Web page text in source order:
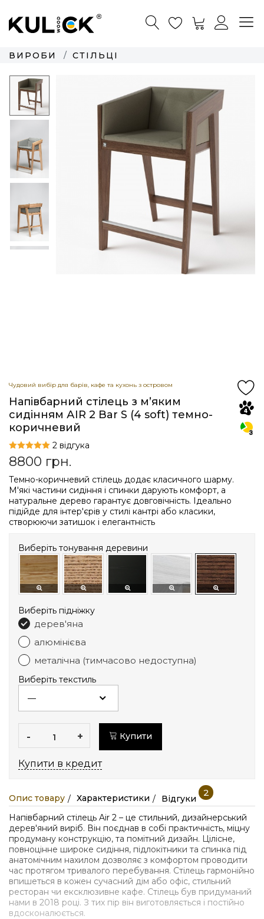
ВИРОБИ СТІЛЬЦІ
Чудовий вибір для барів, кафе та кухонь з островом
Напівбарний стілець з мʼяким
сидінням АIR 2 Bar S (4 soft) темно-
коричневий
2 відгука
8800 грн.
Темно-коричневий стілець додає класичного шарму.
М'які частини сидіння і спинки дарують комфорт, а
натуральне дерево гарантує довговічність. Ідеально
підійде для інтер'єрів у стилі кантрі або класики,
створюючи затишок і елегантність
Виберіть тонування деревини
Виберіть підніжку
дерев'яна
алюмінієва
металічна (тимчасово недоступна)
Виберіть текстиль
- + Купити
Купити в кредит
Опис товару Характеристики Відгуки
2
Напівбарний стілець Air 2 – це стильний, дизайнерський
дерев'яний виріб. Він поєднав в собі практичність, міцну
продуману конструкцію, та помітний дизайн. Цілісне,
повноцінне широке сидіння, підлокітники та спинка під
анатомічним нахилом дозволяє з комфортом проводити
час протягом тривалого перебування. Стілець гармонійно
впишеться в кожен сучасний дім або офіс, стильний
ресторан чи ексклюзивне кафе. Стілець був придуманий
нами в 2018 році. З тих пір він виготовляється і постійно
вдосконалюється.